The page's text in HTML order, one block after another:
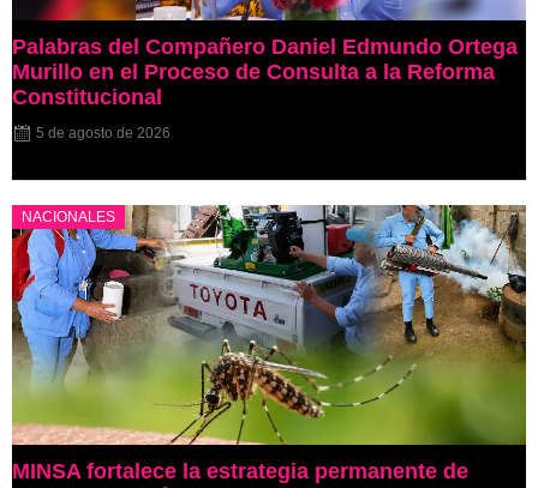
Palabras del Compañero Daniel Edmundo Ortega
Murillo en el Proceso de Consulta a la Reforma
Constitucional
5 de agosto de 2026
NACIONALES
MINSA fortalece la estrategia permanente de